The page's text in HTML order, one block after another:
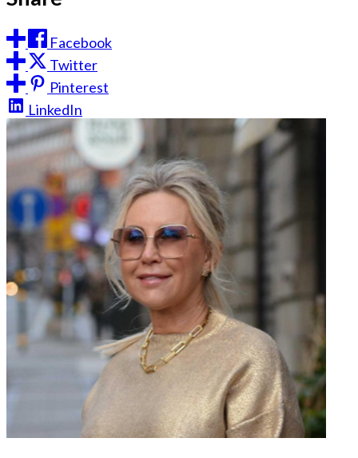
Facebook
Twitter
Pinterest
LinkedIn